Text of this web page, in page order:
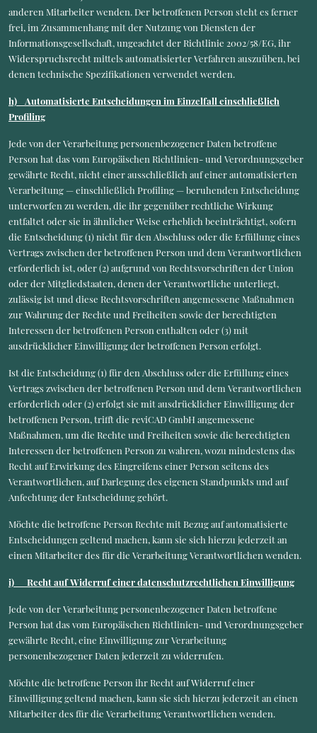
anderen Mitarbeiter wenden. Der betroffenen Person steht es ferner
frei, im Zusammenhang mit der Nutzung von Diensten der
Informationsgesellschaft, ungeachtet der Richtlinie 2002/58/EG, ihr
Widerspruchsrecht mittels automatisierter Verfahren auszuüben, bei
denen technische Spezifikationen verwendet werden.
h) Automatisierte Entscheidungen im Einzelfall einschließlich
Profiling
Jede von der Verarbeitung personenbezogener Daten betroffene
Person hat das vom Europäischen Richtlinien- und Verordnungsgeber
gewährte Recht, nicht einer ausschließlich auf einer automatisierten
Verarbeitung — einschließlich Profiling — beruhenden Entscheidung
unterworfen zu werden, die ihr gegenüber rechtliche Wirkung
entfaltet oder sie in ähnlicher Weise erheblich beeinträchtigt, sofern
die Entscheidung (1) nicht für den Abschluss oder die Erfüllung eines
Vertrags zwischen der betroffenen Person und dem Verantwortlichen
erforderlich ist, oder (2) aufgrund von Rechtsvorschriften der Union
oder der Mitgliedstaaten, denen der Verantwortliche unterliegt,
zulässig ist und diese Rechtsvorschriften angemessene Maßnahmen
zur Wahrung der Rechte und Freiheiten sowie der berechtigten
Interessen der betroffenen Person enthalten oder (3) mit
ausdrücklicher Einwilligung der betroffenen Person erfolgt.
Ist die Entscheidung (1) für den Abschluss oder die Erfüllung eines
Vertrags zwischen der betroffenen Person und dem Verantwortlichen
erforderlich oder (2) erfolgt sie mit ausdrücklicher Einwilligung der
betroffenen Person, trifft die reviCAD GmbH angemessene
Maßnahmen, um die Rechte und Freiheiten sowie die berechtigten
Interessen der betroffenen Person zu wahren, wozu mindestens das
Recht auf Erwirkung des Eingreifens einer Person seitens des
Verantwortlichen, auf Darlegung des eigenen Standpunkts und auf
Anfechtung der Entscheidung gehört.
Möchte die betroffene Person Rechte mit Bezug auf automatisierte
Entscheidungen geltend machen, kann sie sich hierzu jederzeit an
einen Mitarbeiter des für die Verarbeitung Verantwortlichen wenden.
i) Recht auf Widerruf einer datenschutzrechtlichen Einwilligung
Jede von der Verarbeitung personenbezogener Daten betroffene
Person hat das vom Europäischen Richtlinien- und Verordnungsgeber
gewährte Recht, eine Einwilligung zur Verarbeitung
personenbezogener Daten jederzeit zu widerrufen.
Möchte die betroffene Person ihr Recht auf Widerruf einer
Einwilligung geltend machen, kann sie sich hierzu jederzeit an einen
Mitarbeiter des für die Verarbeitung Verantwortlichen wenden.